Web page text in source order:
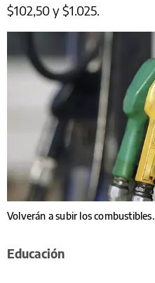
$102,50 y $1.025.
Volverán a subir los combustibles.
Educación